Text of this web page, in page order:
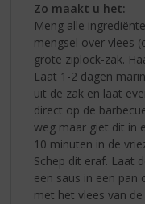
Zo maakt u het:
Meng alle
mengsel over vlees
grote ziplock-zak.
Laat 1-2 dagen
uit de zak en laat
direct op de
weg maar giet dit in
10 minuten in de
Schep dit eraf. Laat
een saus in een pan
met het vlees van de